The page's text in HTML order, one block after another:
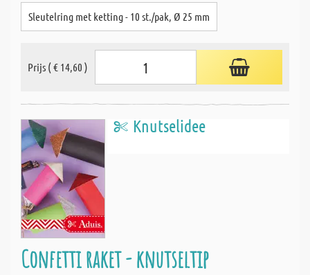
Sleutelring met ketting - 10 st./pak, Ø 25 mm
Prijs ( € 14,60 )
Knutselidee
Confetti raket - knutseltip